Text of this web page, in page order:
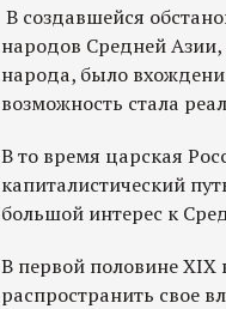
В создавшейся
народов Средней Азии,
народа, было
возможность стала
В то время царская
капиталистический
большой интерес к
В первой половине XIX
распространить свое